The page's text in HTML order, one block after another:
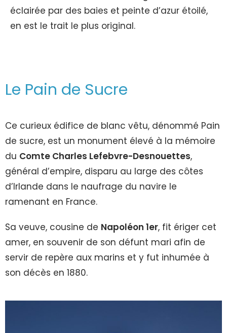
éclairée par des baies et peinte d’azur étoilé,
en est le trait le plus original.
Le Pain de Sucre
Ce curieux édifice de blanc vêtu, dénommé Pain
de sucre, est un monument élevé à la mémoire
du Comte Charles Lefebvre-Desnouettes,
général d’empire, disparu au large des côtes
d’Irlande dans le naufrage du navire le
ramenant en France.
Sa veuve, cousine de Napoléon 1er, fit ériger cet
amer, en souvenir de son défunt mari afin de
servir de repère aux marins et y fut inhumée à
son décès en 1880.